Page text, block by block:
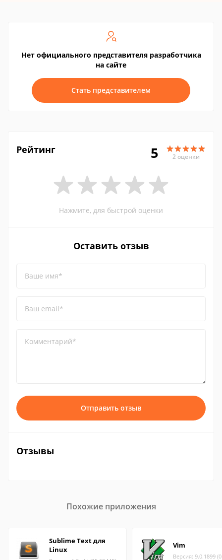
Нет официального представителя разработчика
на сайте
Стать представителем
Рейтинг 5 2 оценки
Нажмите, для быстрой оценки
Оставить отзыв
Ваше имя*
Ваш email*
Комментарий*
Отправить отзыв
Отзывы
Похожие приложения
Sublime Text для
Linux
Vim
Версия: 9.0.1899